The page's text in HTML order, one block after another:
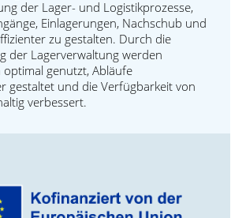
der Lager- und Logistikprozesse,
Einlagerungen, Nachschub und
zu gestalten. Durch die
der Lagerverwaltung werden
optimal genutzt, Abläufe
gestaltet und die Verfügbarkeit von
verbessert.